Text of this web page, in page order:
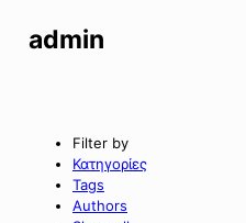
admin
Filter by
Κατηγορίες
Tags
Authors